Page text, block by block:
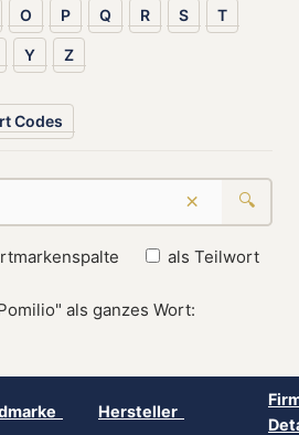
O P Q R S T
Y Z
Codes
× 🔍
als Teilwort
als ganzes Wort:
Hersteller